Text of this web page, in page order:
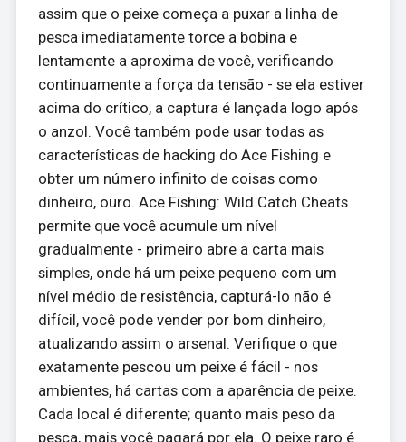
assim que o peixe começa a puxar a linha de
pesca imediatamente torce a bobina e
lentamente a aproxima de você, verificando
continuamente a força da tensão - se ela estiver
acima do crítico, a captura é lançada logo após
o anzol. Você também pode usar todas as
características de hacking do Ace Fishing e
obter um número infinito de coisas como
dinheiro, ouro. Ace Fishing: Wild Catch Cheats
permite que você acumule um nível
gradualmente - primeiro abre a carta mais
simples, onde há um peixe pequeno com um
nível médio de resistência, capturá-lo não é
difícil, você pode vender por bom dinheiro,
atualizando assim o arsenal. Verifique o que
exatamente pescou um peixe é fácil - nos
ambientes, há cartas com a aparência de peixe.
Cada local é diferente; quanto mais peso da
pesca, mais você pagará por ela. O peixe raro é